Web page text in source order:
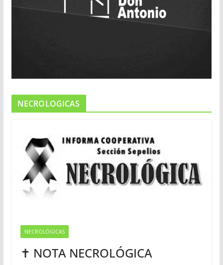
NECROLOGICAS
NECROLÓGICAS
✝ NOTA NECROLÓGICA